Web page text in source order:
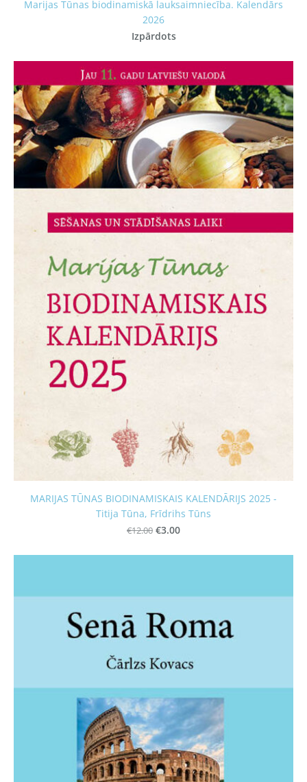
Marijas Tūnas biodinamiskā lauksaimniecība. Kalendārs
2026
Izpārdots
MARIJAS TŪNAS BIODINAMISKAIS KALENDĀRIJS 2025 -
Titija Tūna, Frīdrihs Tūns
€12.00 €3.00